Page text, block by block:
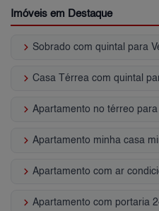
Imóveis em Destaque
keyboard_arrow_right Sobrado com quintal para
keyboard_arrow_right Casa Térrea com quintal
keyboard_arrow_right Apartamento no térreo
keyboard_arrow_right
keyboard_arrow_right
keyboard_arrow_right